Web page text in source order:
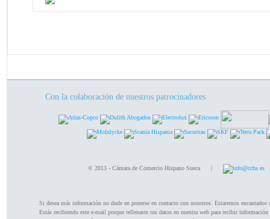
Con la colaboración de nuestros patrocinadores
© 2013 - Cámara de Comercio Hispano Sueca | info@cchs.es
Si desea más información no dude en ponerse en contacto con nosotros. Estaremos encantados
Estás recibiendo este e-mail porque rellenaste tus datos en nuestra web para recibir